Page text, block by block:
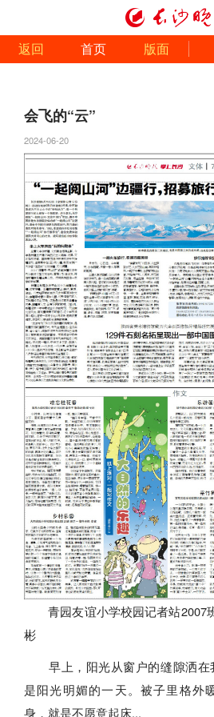
返回 首页 版面
会飞的“云”
2024-06-20
青园友谊小学校园记者站2007
彬
早上，阳光从窗户的缝隙洒在
是阳光明媚的一天。被子里格外
身，就是不愿意起床...